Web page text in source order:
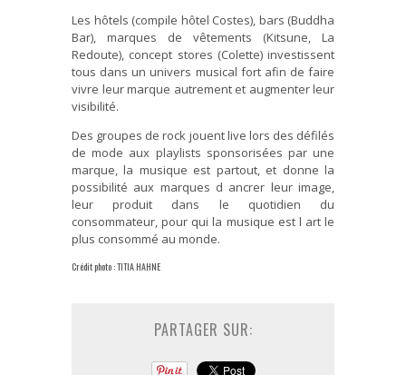
Les hôtels (compile hôtel Costes), bars (Buddha
Bar), marques de vêtements (Kitsune, La
Redoute), concept stores (Colette) investissent
tous dans un univers musical fort afin de faire
vivre leur marque autrement et augmenter leur
visibilité.
Des groupes de rock jouent live lors des défilés
de mode aux playlists sponsorisées par une
marque, la musique est partout, et donne la
possibilité aux marques d ancrer leur image,
leur produit dans le quotidien du
consommateur, pour qui la musique est l art le
plus consommé au monde.
Crédit photo : TITIA HAHNE
PARTAGER SUR: